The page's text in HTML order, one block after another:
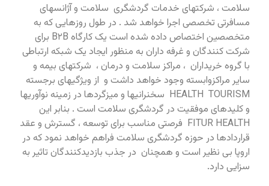
سلامت ، شرکتهای خدمات گردشگری سلامت و آژانسهای
مسافرتی تخصصی اجرا خواهد شد . در طول روزهایی که به
متخصصین اختصاص داده شده است یک کارگاه B۲B برای
شرکت کنندگان و غرفه داران به منظور ایجاد یک شبکه ارتباطی
با گروه خریداران ، مراکز سلامت و درمان ، شرکتهای بیمه و
سایر مراکزوابسته وجود خواهد داشت و از ویژگیهای برجسته
HEALTH TOURISM سخنرانیها و میزگردها در زمینه نوآوریها
و کلیدهای موفقیت در گردشگری سلامت است . بنابر این
FITUR HEALTH فرصتی مناسب برای توسعه ، گسترش و عقد
قراردادها در حوزه گردشگری سلامت فراهم خواهد نمود که در
اروپا بی نظیر است و همچنان در جذب بازدیدکنندگان تاثیر به
سزایی دارد.